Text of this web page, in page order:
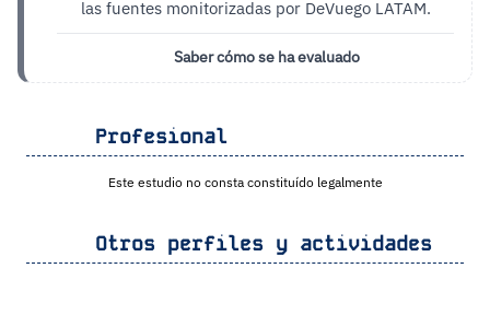
las fuentes monitorizadas por DeVuego LATAM.
Saber cómo se ha evaluado
Profesional
Este estudio no consta constituído legalmente
Otros perfiles y actividades